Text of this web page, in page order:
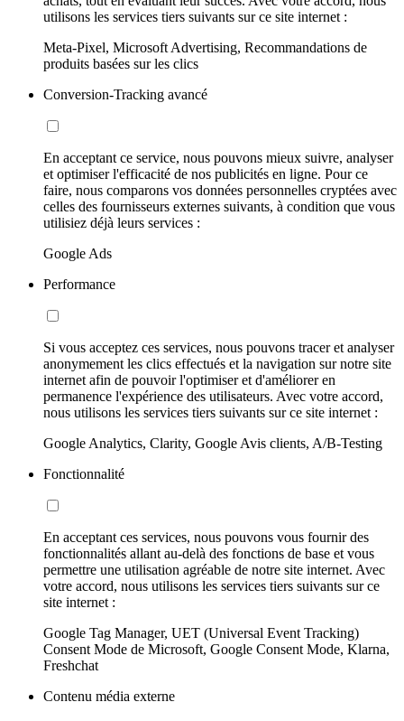
utilisons les services tiers suivants sur ce site internet :
Meta-Pixel, Microsoft Advertising, Recommandations de
produits basées sur les clics
Conversion-Tracking avancé
En acceptant ce service, nous pouvons mieux suivre, analyser
et optimiser l'efficacité de nos publicités en ligne. Pour ce
faire, nous comparons vos données personnelles cryptées avec
celles des fournisseurs externes suivants, à condition que vous
utilisiez déjà leurs services :
Google Ads
Performance
Si vous acceptez ces services, nous pouvons tracer et analyser
anonymement les clics effectués et la navigation sur notre site
internet afin de pouvoir l'optimiser et d'améliorer en
permanence l'expérience des utilisateurs. Avec votre accord,
nous utilisons les services tiers suivants sur ce site internet :
Google Analytics, Clarity, Google Avis clients, A/B-Testing
Fonctionnalité
En acceptant ces services, nous pouvons vous fournir des
fonctionnalités allant au-delà des fonctions de base et vous
permettre une utilisation agréable de notre site internet. Avec
votre accord, nous utilisons les services tiers suivants sur ce
site internet :
Google Tag Manager, UET (Universal Event Tracking)
Consent Mode de Microsoft, Google Consent Mode, Klarna,
Freshchat
Contenu média externe